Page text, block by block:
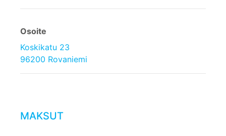
Osoite
Koskikatu 23
96200 Rovaniemi
MAKSUT